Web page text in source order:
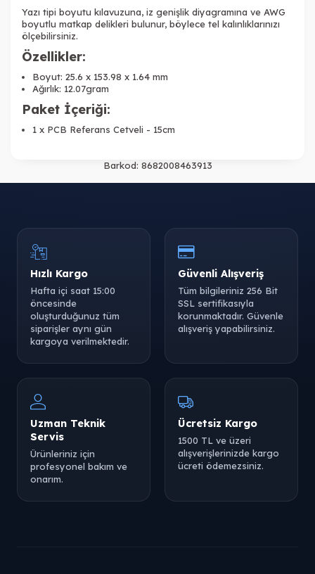
Yazı tipi boyutu kılavuzuna, iz genişlik diyagramına ve AWG
boyutlu matkap delikleri bulunur, böylece tel kalınlıklarınızı
ölçebilirsiniz.
Özellikler:
Boyut: 25.6 x 153.98 x 1.64 mm
Ağırlık: 12.07gram
Paket İçeriği:
1 x PCB Referans Cetveli - 15cm
Barkod: 8682008463913
Hızlı Kargo
Hafta içi saat 15:00
öncesinde
oluşturduğunuz tüm
siparişler aynı gün
kargoya verilmektedir.
Güvenli Alışveriş
Tüm bilgileriniz 256 Bit
SSL sertifikasıyla
korunmaktadır. Güvenle
alışveriş yapabilirsiniz.
Uzman Teknik
Servis
Ürünleriniz için
profesyonel bakım ve
onarım.
Ücretsiz Kargo
1500 TL ve üzeri
alışverişlerinizde kargo
ücreti ödemezsiniz.